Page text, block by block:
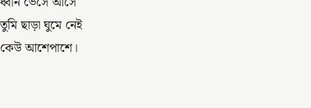
তুমি ছাড়া ঘুমে নেই
কেউ আশেপাশে।